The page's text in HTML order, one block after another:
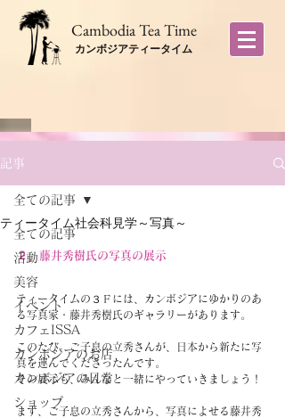
​Cambodia Tea Time
カンボジアティータイム
記事
全ての記事
活動
美容
イベント
カフェISSA
カンボジアのお店
カンボジアの日常
ショップ
全ての記事
ティータイム社会科見学～写真～
２、藤井秀樹氏の写真の展示
ティータイムの３Ｆには、カンボジアにゆかりのあ
る写真家・藤井秀樹氏のギャラリーがあります。
このたび、ご子息の立秀さんが、日本から新たに写
真を運んでくださったんです。
その展示も、みんなと一緒にやっていきましょう！
まず、ご子息の立秀さんから、写真によせる藤井秀